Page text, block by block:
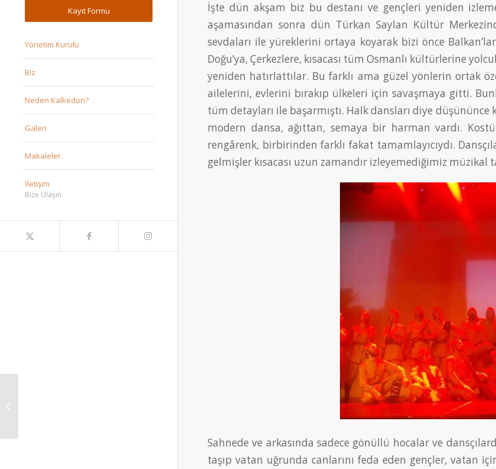
Kayıt Formu
Yönetim Kurulu
Biz
Neden Kalkedon?
Galeri
Makaleler
İletişim
Bize Ulaşın
İşte dün akşam biz bu destanı ve gençleri yeniden
aşamasından sonra dün Türkan Saylan Kültür
sevdaları ile yüreklerini ortaya koyarak bizi önce
Doğu’ya, Çerkezlere, kısacası tüm Osmanlı kültürlerine
yeniden hatırlattılar. Bu farklı ama güzel yönlerin ortak
ailelerini, evlerini bırakıp ülkeleri için savaşmaya gitti.
tüm detayları ile başarmıştı. Halk dansları diye
modern dansa, ağıttan, semaya bir harman vardı.
rengârenk, birbirinden farklı fakat tamamlayıcıydı.
gelmişler kısacası uzun zamandır izleyemediğimiz müzikal
Sahnede ve arkasında sadece gönüllü hocalar ve
taşıp vatan uğrunda canlarını feda eden gençler, vatan